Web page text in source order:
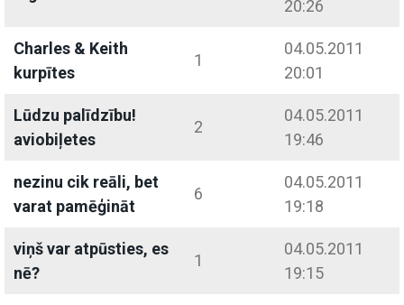
20:26
Charles & Keith
kurpītes
1
04.05.2011
20:01
Lūdzu palīdzību!
aviobiļetes
2
04.05.2011
19:46
nezinu cik reāli, bet
varat pamēģināt
6
04.05.2011
19:18
viņš var atpūsties, es
nē?
1
04.05.2011
19:15